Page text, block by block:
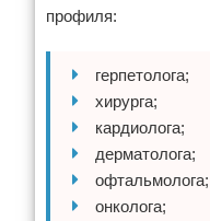
профиля:
герпетолога;
хирурга;
кардиолога;
дерматолога;
офтальмолога;
онколога;